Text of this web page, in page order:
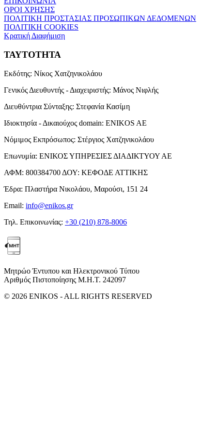
ΟΡΟΙ ΧΡΗΣΗΣ
ΠΟΛΙΤΙΚΗ ΠΡΟΣΤΑΣΙΑΣ ΠΡΟΣΩΠΙΚΩΝ ΔΕΔΟΜΕΝΩΝ
ΠΟΛΙΤΙΚΗ COOKIES
Κρατική Διαφήμιση
ΤΑΥΤΟΤΗΤΑ
Εκδότης: Νίκος Χατζηνικολάου
Γενικός Διευθυντής - Διαχειριστής: Μάνος Νιφλής
Διευθύντρια Σύνταξης: Στεφανία Κασίμη
Ιδιοκτησία - Δικαιούχος domain: ENIKOS AE
Νόμιμος Εκπρόσωπος: Στέργιος Χατζηνικολάου
Επωνυμία: ΕΝΙΚΟΣ ΥΠΗΡΕΣΙΕΣ ΔΙΑΔΙΚΤΥΟΥ ΑΕ
ΑΦΜ: 800384700 ΔΟΥ: ΚΕΦΟΔΕ ΑΤΤΙΚΗΣ
Έδρα: Πλαστήρα Νικολάου, Μαρούσι, 151 24
Email: info@enikos.gr
Τηλ. Επικοινωνίας: +30 (210) 878-8006
Μητρώο Έντυπου και Ηλεκτρονικού Τύπου
Αριθμός Πιστοποίησης Μ.Η.Τ. 242097
© 2026 ENIKOS - ALL RIGHTS RESERVED